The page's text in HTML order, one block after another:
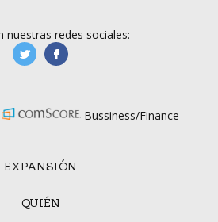
EXPANSIÓN
QUIÉN
nuestras redes sociales:
manufacturaGE
Bussiness/Finance